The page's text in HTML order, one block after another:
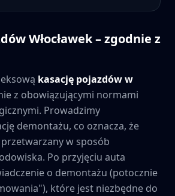
Włocławek– zgodnie z
kasację pojazdów w
z obowiązującymi normami
Prowadzimy
demontażu, co oznacza, że
w sposób
Po przyjęciu auta
o demontażu (potocznie
które jest niezbędne do